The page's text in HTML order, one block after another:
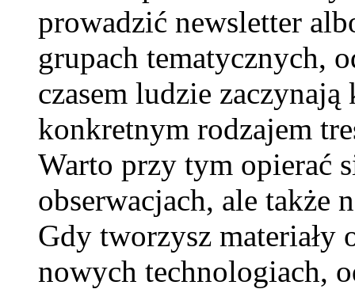
prowadzić newsletter
grupach tematycznych,
czasem ludzie
konkretnym rodzajem
Warto przy tym opierać
obserwacjach, ale także
Gdy tworzysz materiały
nowych technologiach,